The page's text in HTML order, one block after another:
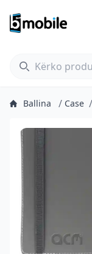
Kërko
Ballina / Case /